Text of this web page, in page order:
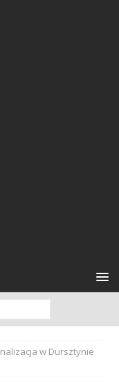
w Dursztynie